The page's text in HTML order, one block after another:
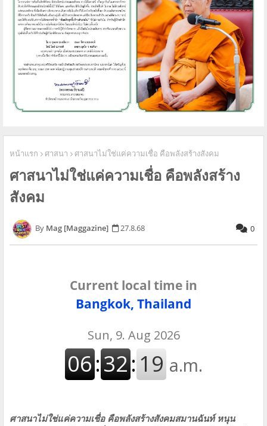
หน้าแรก ศาสนา ศาสนาไม่ใช่แค่ความเชื่อ คือพลังสร้างสังคม
ศาสนาไม่ใช่แค่ความเชื่อ คือพลังสร้าง
สังคม
Mag [Maggazine] 27.8.68 0
Current local time in
Bangkok, Thailand
ศาสนาไม่ใช่แค่ความเชื่อ คือพลังสร้างสังคมสมานฉันท์ หนุน